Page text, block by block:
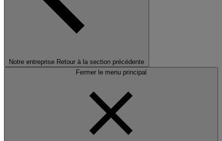
Notre entreprise Retour à la section précédente
Fermer le menu principal